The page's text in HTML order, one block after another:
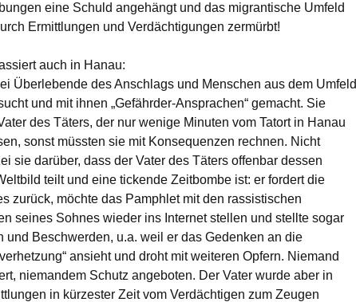
eine Schuld angehängt und das migrantische Umfeld
Ermittlungen und Verdächtigungen zermürbt!
auch in Hanau:
Überlebende des Anschlags und Menschen aus dem Umfeld
und mit ihnen „Gefährder-Ansprachen“ gemacht. Sie
des Täters, der nur wenige Minuten vom Tatort in Hanau
sonst müssten sie mit Konsequenzen rechnen. Nicht
sie darüber, dass der Vater des Täters offenbar dessen
teilt und eine tickende Zeitbombe ist: er fordert die
zurück, möchte das Pamphlet mit den rassistischen
seines Sohnes wieder ins Internet stellen und stellte sogar
und Beschwerden, u.a. weil er das Gedenken an die
ansieht und droht mit weiteren Opfern. Niemand
niemandem Schutz angeboten. Der Vater wurde aber in
in kürzester Zeit vom Verdächtigen zum Zeugen